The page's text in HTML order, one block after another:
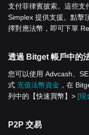
支付菲律賓披索。這些支
Simplex 提供支援。點擊
擇對應法幣，即可下單
透過 Bitget 帳戶中的
您可以使用 Advcash、
式 充值法幣資金 ，在
列中的【快速買幣】> [現
P2P 交易